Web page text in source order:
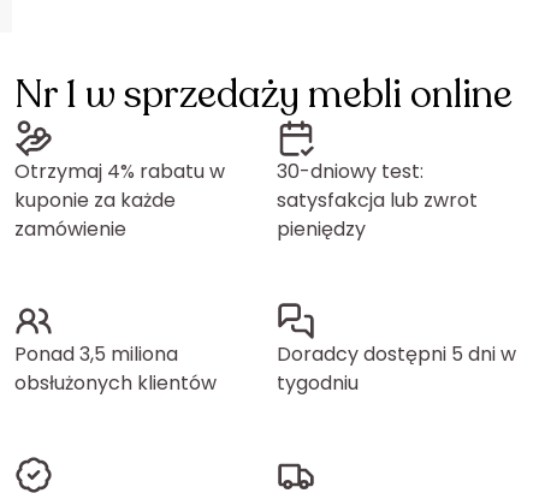
Nr 1 w sprzedaży mebli online
Otrzymaj 4% rabatu w
kuponie za każde
zamówienie
30-dniowy test:
satysfakcja lub zwrot
pieniędzy
Ponad 3,5 miliona
obsłużonych klientów
Doradcy dostępni 5 dni w
tygodniu